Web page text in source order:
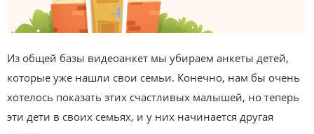
Из общей базы видеоанкет мы убираем анкеты детей,
которые уже нашли свои семьи. Конечно, нам бы очень
хотелось показать этих счастливых малышей, но теперь
эти дети в своих семьях, и у них начинается другая